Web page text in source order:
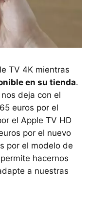
TV 4K mientras
en su tienda.
deja con el
euros por el
el Apple TV HD
por el nuevo
por el modelo de
hacernos
a nuestras